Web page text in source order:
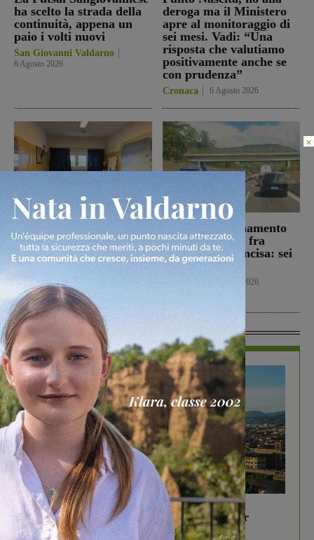
ha scelto la strada della
continuità, appena un
paio i volti nuovi
San Giovanni Valdarno
6 Agosto 2026
deroga ma il Ministero
apre al monitoraggio di
sei mesi. Vadi: “Una
risposta che valutiamo
positivamente anche se
con prudenza”
Cronaca 6 Agosto 2026
Punto nascita: il CPNN
dà parere negativo alla
richiesta di deroga. Asl e
Regione esprimono
disappunto
Cronaca 6 Agosto 2026
Doppio tamponamento
nel tratto di A1 fra
Firenze sud e Incisa: sei
persone ferite
Cronaca 6 Agosto 2026
In Vetrina
In vetrina 6 Agosto 2026
Gita di famiglia a Firenze: 5 idee per far
divertire i tuoi figli
×